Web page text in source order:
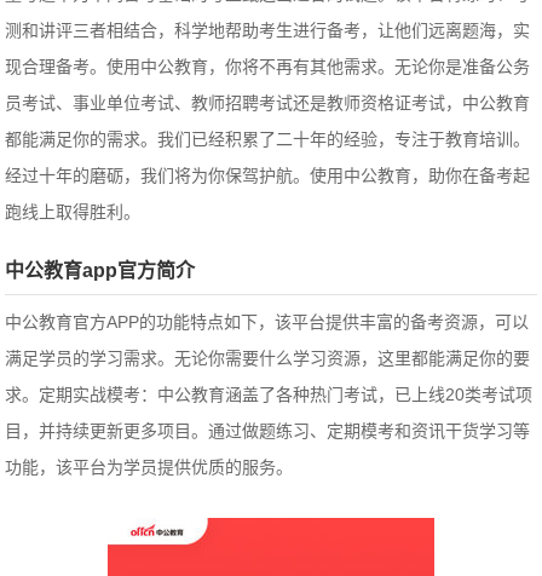
测和讲评三者相结合，科学地帮助考生进行备考，让他们远离题海，实
现合理备考。使用中公教育，你将不再有其他需求。无论你是准备公务
员考试、事业单位考试、教师招聘考试还是教师资格证考试，中公教育
都能满足你的需求。我们已经积累了二十年的经验，专注于教育培训。
经过十年的磨砺，我们将为你保驾护航。使用中公教育，助你在备考起
跑线上取得胜利。
中公教育app官方简介
中公教育官方APP的功能特点如下，该平台提供丰富的备考资源，可以
满足学员的学习需求。无论你需要什么学习资源，这里都能满足你的要
求。定期实战模考：中公教育涵盖了各种热门考试，已上线20类考试项
目，并持续更新更多项目。通过做题练习、定期模考和资讯干货学习等
功能，该平台为学员提供优质的服务。